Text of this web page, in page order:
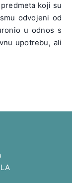
koji su
odvojeni od
u odnos s
upotrebu, ali